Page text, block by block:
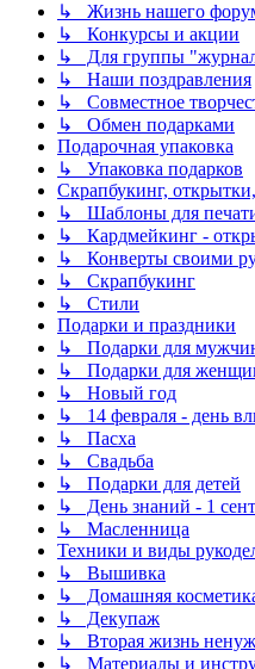
↳ Жизнь нашего
↳ Конкурсы и акции
↳ Для группы
↳ Наши поздравления
↳ Совместное
↳ Обмен подарками
Подарочная упаковка
↳ Упаковка подарков
Скрапбукинг,
↳ Шаблоны для
↳ Кардмейкинг -
↳ Конверты своими
↳ Скрапбукинг
↳ Стили
Подарки и праздники
↳ Подарки для
↳ Подарки для
↳ Новый год
↳ 14 февраля - день
↳ Пасха
↳ Свадьба
↳ Подарки для детей
↳ День знаний - 1
↳ Масленница
Техники и виды
↳ Вышивка
↳ Домашняя
↳ Декупаж
↳ Вторая жизнь
↳ Материалы и